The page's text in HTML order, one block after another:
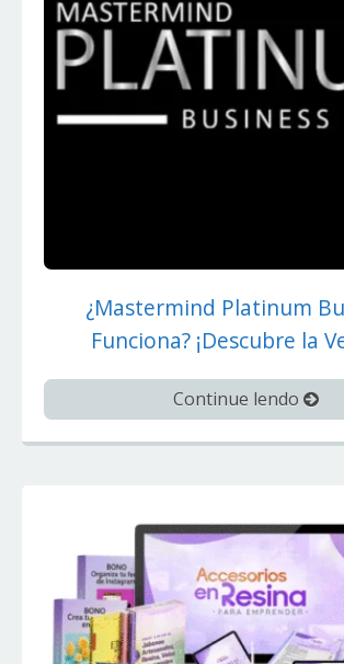
¿Mastermind Platinum
Funciona? ¡Descubre la
Continue lendo